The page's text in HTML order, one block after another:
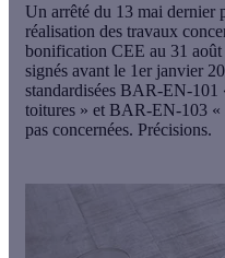
Un arrêté du 13 mai dernier
réalisation des travaux
bonification CEE au 31
signés avant le 1er janvier
standardisées BAR-EN-101
toitures » et BAR-EN-103 «
pas concernées. Précisions.